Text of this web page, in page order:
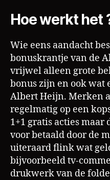
Hoe werkt het
Wie eens aandacht
bonuskrantje van de
vrijwel alleen grote
bonus zijn en ook wat
Albert Heijn. Merken
regelmatig op een
1+1 gratis acties
voor betaald door de
uiteraard flink wat
bijvoorbeeld tv-
drukwerk van de